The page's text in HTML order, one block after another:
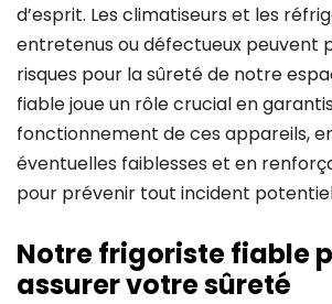
d’esprit. Les climatiseurs et les
entretenus ou défectueux peuvent
risques pour la sûreté de notre
fiable joue un rôle crucial en
fonctionnement de ces appareils,
éventuelles faiblesses et en
pour prévenir tout incident
Notre frigoriste fiable
assurer votre sûreté